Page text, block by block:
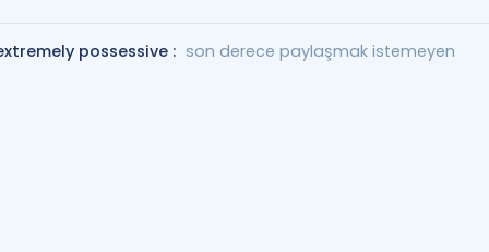
possessive : son derece paylaşmak istemeyen